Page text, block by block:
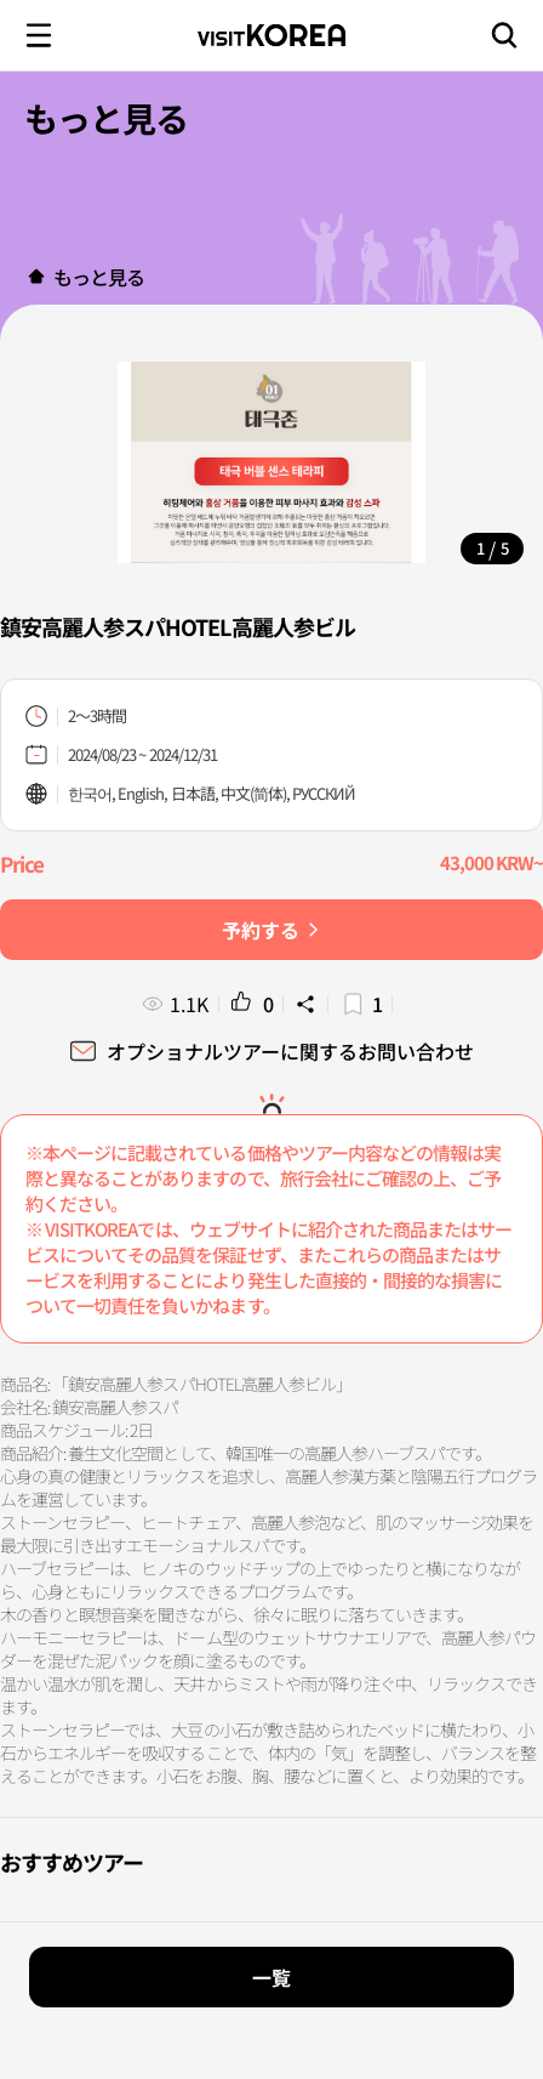
もっと見る
もっと見る
1 / 5
鎮安高麗人参スパHOTEL高麗人参ビル
43,000 KRW~
2～3時間
2024/08/23 ~ 2024/12/31
한국어, English, 日本語, 中文(简体), PУССКИЙ
予約する
1.1K 0
1
オプショナルツアーに関するお問い合わせ
※本ページに記載されている価格やツアー内容などの情報は実
際と異なることがありますので、旅行会社にご確認の上、ご予
約ください。
※ VISITKOREAでは、ウェブサイトに紹介された商品またはサー
ビスについてその品質を保証せず、またこれらの商品またはサ
ービスを利用することにより発生した直接的・間接的な損害に
ついて一切責任を負いかねます。
商品名: 「鎮安高麗人参スパHOTEL高麗人参ビル」
会社名: 鎮安高麗人参スパ
商品スケジュール: 2日
商品紹介: 養生文化空間として、韓国唯一の高麗人参ハーブスパです。
心身の真の健康とリラックスを追求し、高麗人参漢方薬と陰陽五行プログラ
ムを運営しています。
ストーンセラピー、ヒートチェア、高麗人参泡など、肌のマッサージ効果を
最大限に引き出すエモーショナルスパです。
ハーブセラピーは、ヒノキのウッドチップの上でゆったりと横になりなが
ら、心身ともにリラックスできるプログラムです。
木の香りと瞑想音楽を聞きながら、徐々に眠りに落ちていきます。
ハーモニーセラピーは、ドーム型のウェットサウナエリアで、高麗人参パウ
ダーを混ぜた泥パックを顔に塗るものです。
温かい温水が肌を潤し、天井からミストや雨が降り注ぐ中、リラックスでき
ます。
ストーンセラピーでは、大豆の小石が敷き詰められたベッドに横たわり、小
石からエネルギーを吸収することで、体内の「気」を調整し、バランスを整
えることができます。小石をお腹、胸、腰などに置くと、より効果的です。
おすすめツアー
一覧